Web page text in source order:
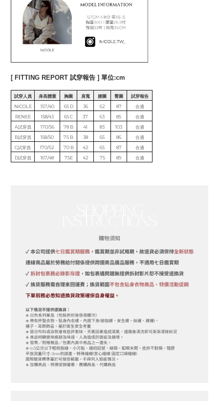
[ FITTING REPORT 試穿報告 ] 單位:cm
試穿人員 身高體重 胸圍 肩寬 腰圍 臀圍
試穿報告
NICOLE
157/40 65 D 36 62 87
合適
RENEE
158/43 65 C 37 63 85
合適
A試穿員
170/56 78 B 41 83 103
合適
B試穿員
158/50 75 B 38 65 86
合適
C試穿員
170/52 70 B 42 65 87
合適
D試穿員
167/48 75E 42 75 89 合適